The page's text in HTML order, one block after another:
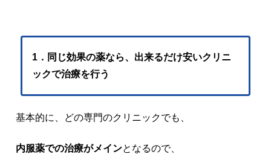
1．同じ効果の薬なら、出来るだけ安いクリニ
ックで治療を行う
基本的に、どの専門のクリニックでも、
内服薬での治療がメインとなるので、